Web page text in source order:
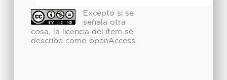
Excepto si se
señala otra
cosa, la licencia del ítem se
describe como openAccess